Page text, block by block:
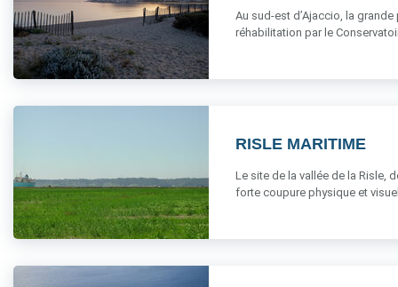
Au sud-est d’Ajaccio, la
réhabilitation par le
RISLE MARITIME
Le site de la vallée de la Risle,
forte coupure physique et